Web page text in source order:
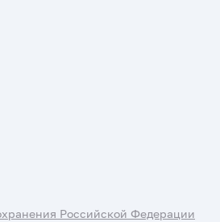
Российской Федерации